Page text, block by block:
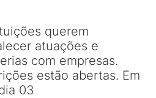
querem
atuações e
com empresas.
estão abertas. Em
03